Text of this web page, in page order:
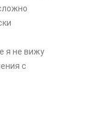
я не вижу
с